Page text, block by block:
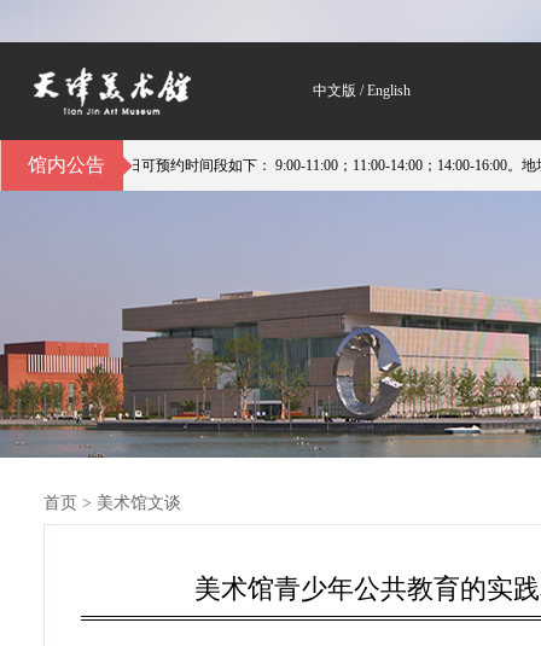
中文版 /English
馆内公告
观。每日可预约时间段如下： 9:00-11:00；11:00-14:00；14:00-16:00。地址：天
首页 > 美术馆文谈
美术馆青少年公共教育的实